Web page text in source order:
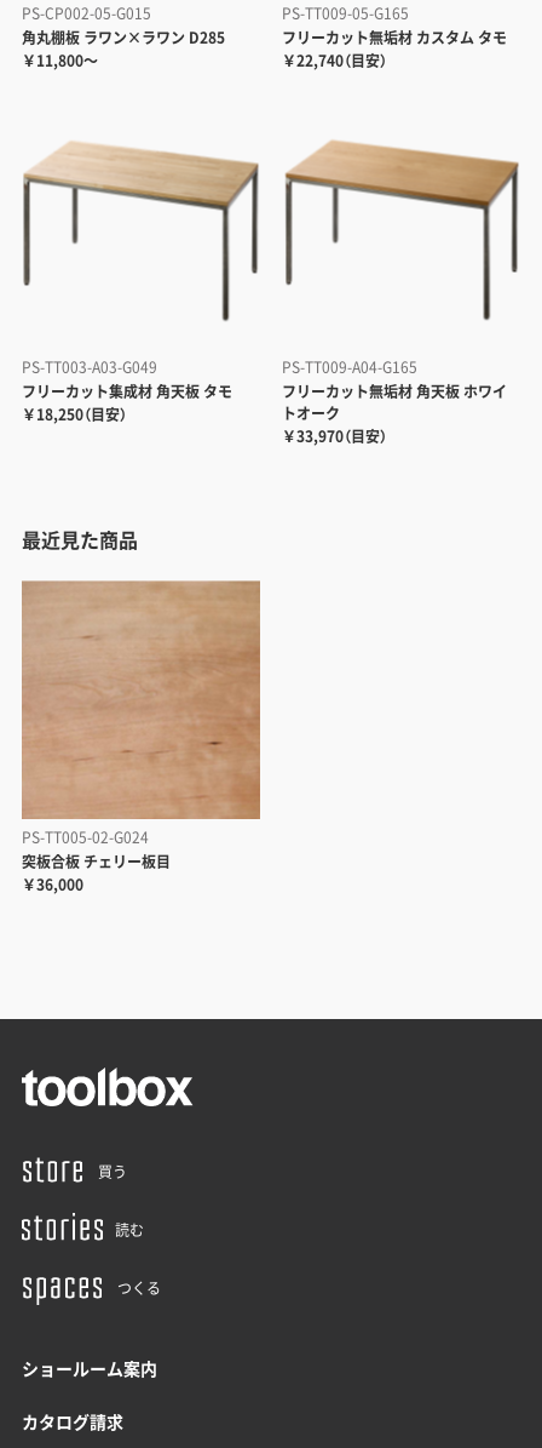
PS-CP002-05-G015
角丸棚板 ラワン×ラワン D285
￥11,800～
PS-TT009-05-G165
フリーカット無垢材 カスタム タモ
￥22,740（目安）
PS-TT003-A03-G049
フリーカット集成材 角天板 タモ
￥18,250（目安）
PS-TT009-A04-G165
フリーカット無垢材 角天板 ホワイ
トオーク
￥33,970（目安）
最近見た商品
PS-TT005-02-G024
突板合板 チェリー板目
￥36,000
買う
読む
つくる
ショールーム案内
カタログ請求